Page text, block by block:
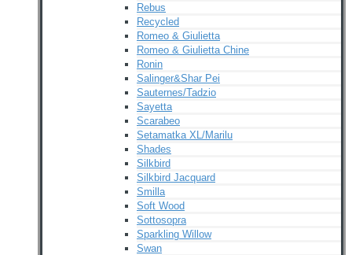
Rebus
Recycled
Romeo & Giulietta
Romeo & Giulietta Chine
Ronin
Salinger&Shar Pei
Sauternes/Tadzio
Sayetta
Scarabeo
Setamatka XL/Marilu
Shades
Silkbird
Silkbird Jacquard
Smilla
Soft Wood
Sottosopra
Sparkling Willow
Swan